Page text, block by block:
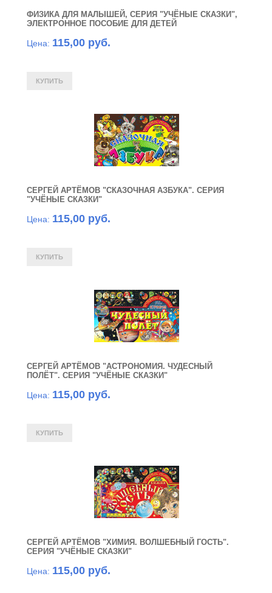
ФИЗИКА ДЛЯ МАЛЫШЕЙ, СЕРИЯ "УЧЁНЫЕ СКАЗКИ",
ЭЛЕКТРОННОЕ ПОСОБИЕ ДЛЯ ДЕТЕЙ
Цена: 115,00 руб.
СЕРГЕЙ АРТЁМОВ "СКАЗОЧНАЯ АЗБУКА". СЕРИЯ
"УЧЁНЫЕ СКАЗКИ"
Цена: 115,00 руб.
СЕРГЕЙ АРТЁМОВ "АСТРОНОМИЯ. ЧУДЕСНЫЙ
ПОЛЁТ". СЕРИЯ "УЧЁНЫЕ СКАЗКИ"
Цена: 115,00 руб.
СЕРГЕЙ АРТЁМОВ "ХИМИЯ. ВОЛШЕБНЫЙ ГОСТЬ".
СЕРИЯ "УЧЁНЫЕ СКАЗКИ"
Цена: 115,00 руб.